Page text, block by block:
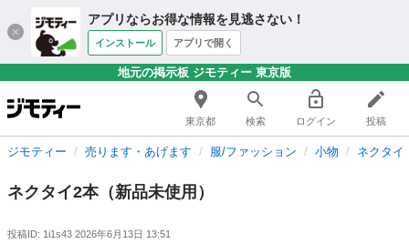
アプリならお得な情報を見逃さない！
インストール アプリで開く
地元の掲示板 ジモティー 東京版
東京都 検索 ログイン 投稿
ジモティー 売ります・あげます 服/ファッション 小物 ネクタイ
ネクタイ2本（新品未使用）
投稿ID: 1i1s43 2026年6月13日 13:51